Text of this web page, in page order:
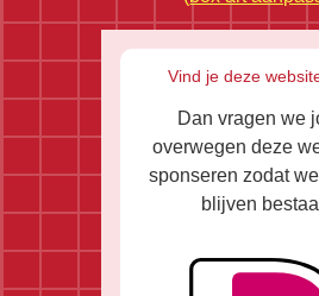
Vind je deze
Dan vragen we
overwegen deze
sponseren zodat
blijven